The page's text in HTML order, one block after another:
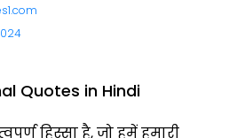
Quotes in Hindi
हिस्सा है, जो हमें हमारी